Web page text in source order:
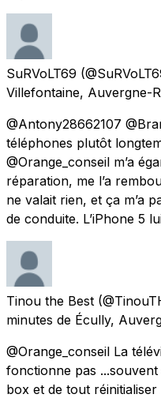
SuRVoLT69
Villefontaine, Auvergne-
@Antony28662107
téléphones plutôt
@Orange_conseil m’a
réparation, me l’a
ne valait rien, et ça m’a
de conduite. L’iPhone 5
Tinou the Best
minutes de Écully,
@Orange_conseil La
fonctionne pas
box et de tout